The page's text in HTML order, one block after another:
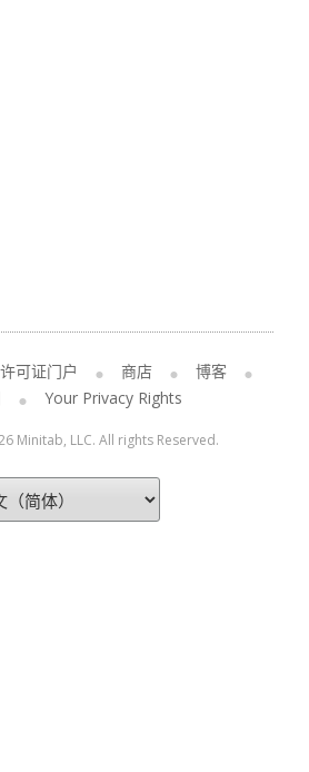
许可证门户 商店
博客
Your Privacy Rights
Minitab, LLC. All rights Reserved.